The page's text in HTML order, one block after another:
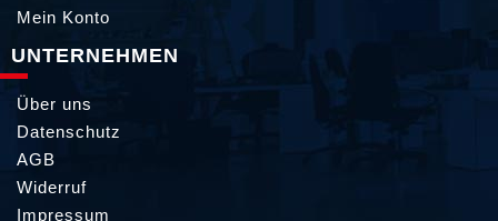
Mein Konto
UNTERNEHMEN
Über uns
Datenschutz
AGB
Widerruf
Impressum